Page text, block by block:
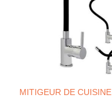
MITIGEUR DE CUISINE